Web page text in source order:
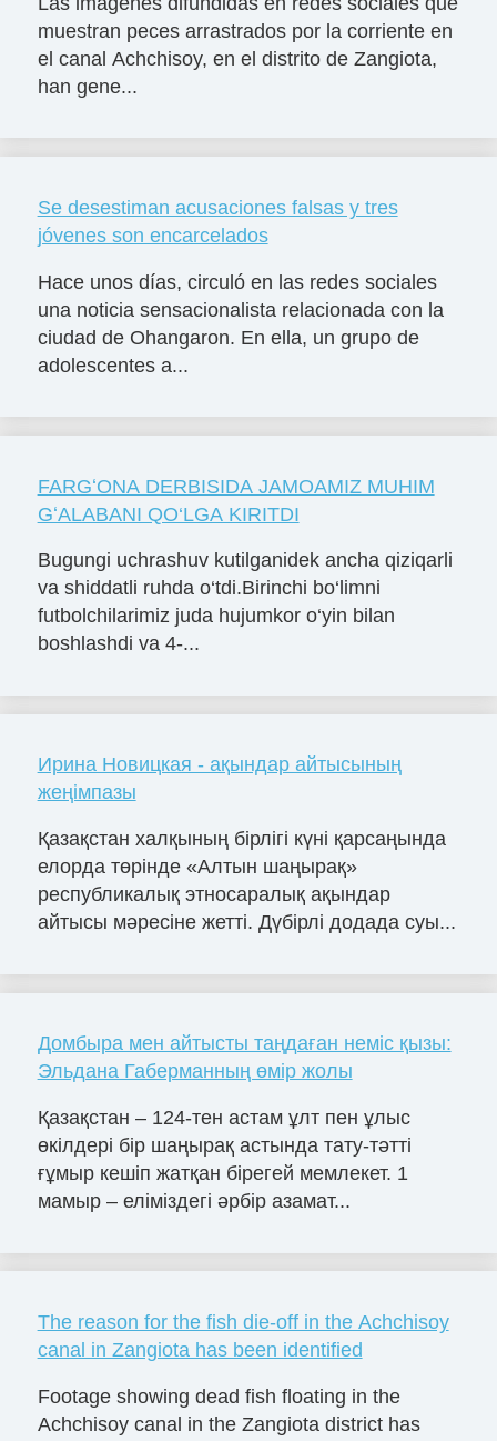
muestran peces arrastrados por la corriente en
el canal Achchisoy, en el distrito de Zangiota,
han gene...
Se desestiman acusaciones falsas y tres
jóvenes son encarcelados
Hace unos días, circuló en las redes sociales
una noticia sensacionalista relacionada con la
ciudad de Ohangaron. En ella, un grupo de
adolescentes a...
FARGʻONA DERBISIDA JAMOAMIZ MUHIM
GʻALABANI QO‘LGA KIRITDI
Bugungi uchrashuv kutilganidek ancha qiziqarli
va shiddatli ruhda o‘tdi.Birinchi bo‘limni
futbolchilarimiz juda hujumkor o‘yin bilan
boshlashdi va 4-...
Ирина Новицкая - ақындар айтысының
жеңімпазы
Қазақстан халқының бірлігі күні қарсаңында
елорда төрінде «Алтын шаңырақ»
республикалық этносаралық ақындар
айтысы мәресіне жетті. Дүбірлі додада суы...
Домбыра мен айтысты таңдаған неміс қызы:
Эльдана Габерманның өмір жолы
Қазақстан – 124-тен астам ұлт пен ұлыс
өкілдері бір шаңырақ астында тату-тәтті
ғұмыр кешіп жатқан бірегей мемлекет. 1
мамыр – еліміздегі әрбір азамат...
The reason for the fish die-off in the Achchisoy
canal in Zangiota has been identified
Footage showing dead fish floating in the
Achchisoy canal in the Zangiota district has